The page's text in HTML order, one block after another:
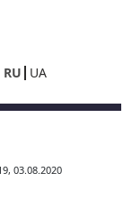
RU UA
03.08.2020